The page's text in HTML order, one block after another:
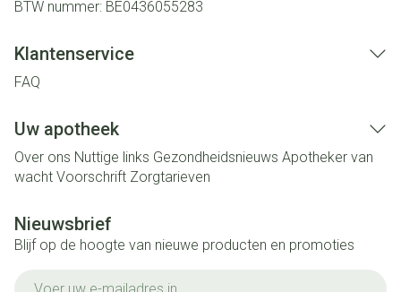
BTW nummer: BE0436055283
Klantenservice
FAQ
Uw apotheek
Over ons Nuttige links Gezondheidsnieuws Apotheker van
wacht Voorschrift Zorgtarieven
Nieuwsbrief
Blijf op de hoogte van nieuwe producten en promoties